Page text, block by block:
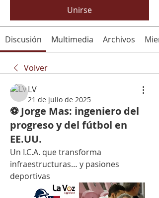
Unirse
Discusión Multimedia Archivos
Volver
LV
21 de julio de 2025
⚽ Jorge Mas: ingeniero del
progreso y del fútbol en
EE.UU.
Un I.C.A. que transforma
infraestructuras… y pasiones
deportivas